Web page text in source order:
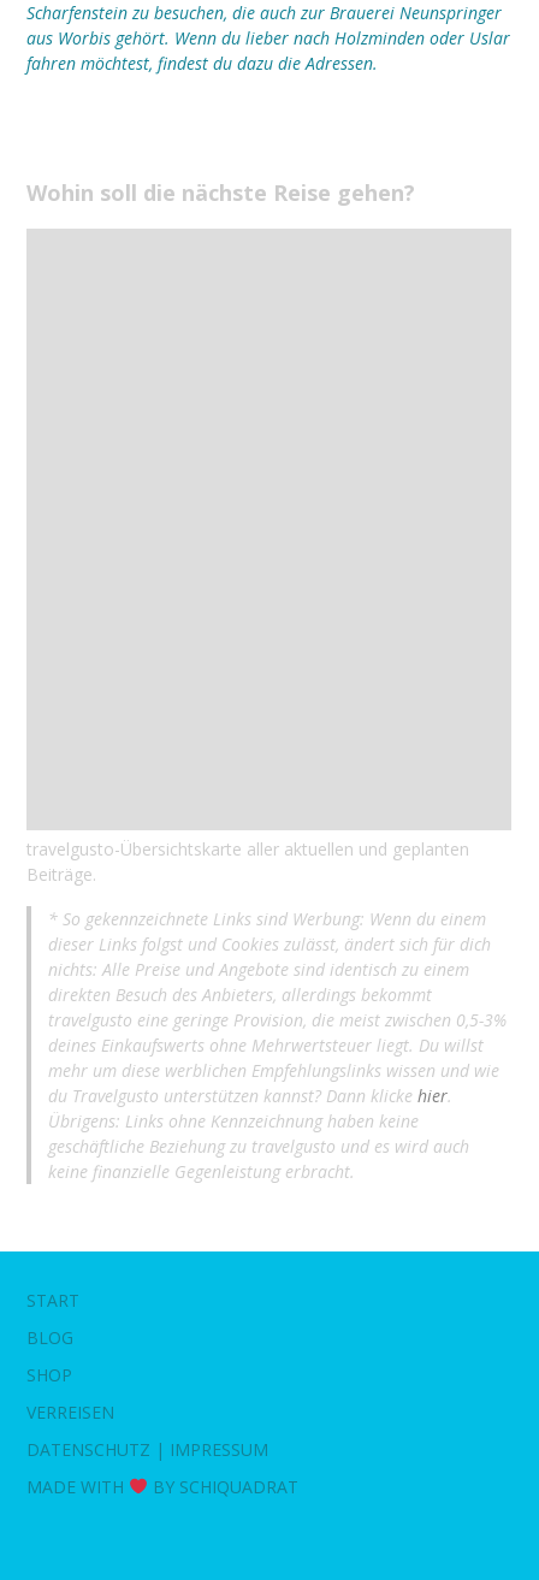
Scharfenstein zu besuchen, die auch zur Brauerei Neunspringer
aus Worbis gehört. Wenn du lieber nach Holzminden oder Uslar
fahren möchtest, findest du dazu die Adressen.
Wohin soll die nächste Reise gehen?
travelgusto-Übersichtskarte aller aktuellen und geplanten
Beiträge.
* So gekennzeichnete Links sind Werbung: Wenn du einem
dieser Links folgst und Cookies zulässt, ändert sich für dich
nichts: Alle Preise und Angebote sind identisch zu einem
direkten Besuch des Anbieters, allerdings bekommt
travelgusto eine geringe Provision, die meist zwischen 0,5-3%
deines Einkaufswerts ohne Mehrwertsteuer liegt. Du willst
mehr um diese werblichen Empfehlungslinks wissen und wie
du Travelgusto unterstützen kannst? Dann klickehier.
Übrigens: Links ohne Kennzeichnung haben keine
geschäftliche Beziehung zu travelgusto und es wird auch
keine finanzielle Gegenleistung erbracht.
START
BLOG
SHOP
VERREISEN
DATENSCHUTZ | IMPRESSUM
MADE WITH
BY SCHIQUADRAT